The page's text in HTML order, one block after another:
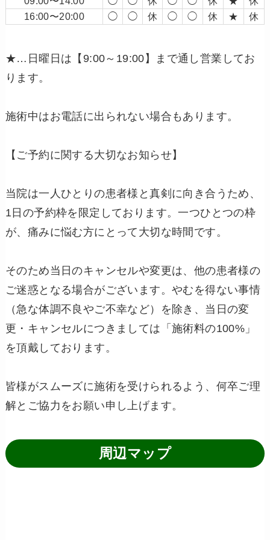
16:00〜20:00
◯ ◯ 休 ◯ ◯ 休 ★ 休
★…日曜日は【9:00～19:00】まで通し営業してお
ります。
施術中はお電話に出られない場合もあります。
【ご予約に関する大切なお知らせ】
当院は一人ひとりの患者様と真剣に向き合うため、
1日の予約枠を限定しております。一つひとつの枠
が、痛みに悩む方にとって大切な時間です。
そのため当日のキャンセルや変更は、他の患者様の
ご迷惑となる場合がございます。やむを得ない事情
（急な体調不良やご不幸など）を除き、当日の変
更・キャンセルにつきましては「施術料の100%」
を頂戴しております。
皆様がスムーズに施術を受けられるよう、何卒ご理
解とご協力をお願い申し上げます。
周辺マップ